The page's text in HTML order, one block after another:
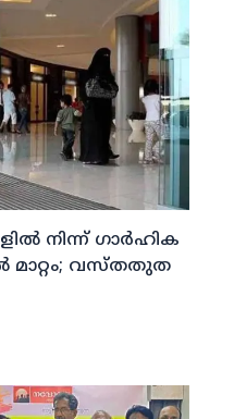
നിന്ന് ഗാര്‍ഹിക
മാറ്റം; വസ്തതുത